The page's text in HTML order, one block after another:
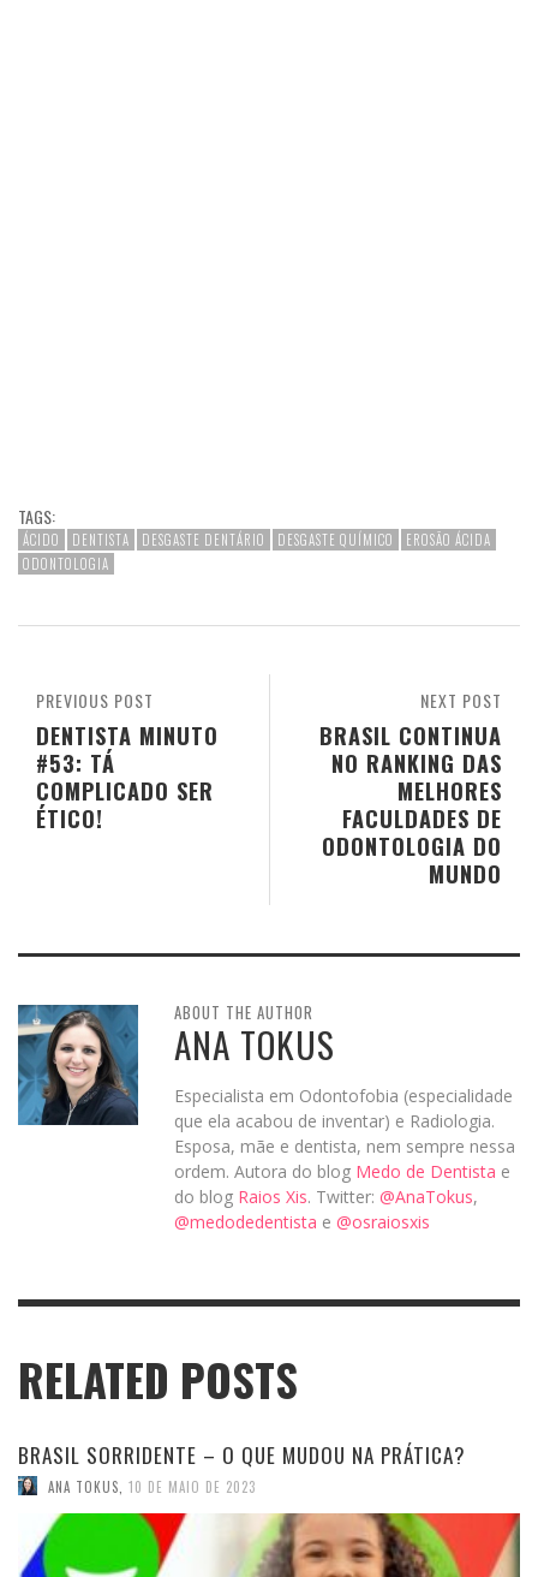
TAGS:
ÁCIDO DENTISTA DESGASTE DENTÁRIO DESGASTE QUÍMICO
EROSÃO ÁCIDA
ODONTOLOGIA
NEXT POST
BRASIL CONTINUA
NO RANKING DAS
MELHORES
FACULDADES DE
ODONTOLOGIA DO
MUNDO
PREVIOUS POST
DENTISTA MINUTO
#53: TÁ
COMPLICADO SER
ÉTICO!
ABOUT THE AUTHOR
ANA TOKUS
Especialista em Odontofobia (especialidade
que ela acabou de inventar) e Radiologia.
Esposa, mãe e dentista, nem sempre nessa
ordem. Autora do blog Medo de Dentista e
do blog Raios Xis. Twitter: @AnaTokus,
@medodedentista e @osraiosxis
RELATED POSTS
BRASIL SORRIDENTE – O QUE MUDOU NA PRÁTICA?
ANA TOKUS 10 DE MAIO DE 2023